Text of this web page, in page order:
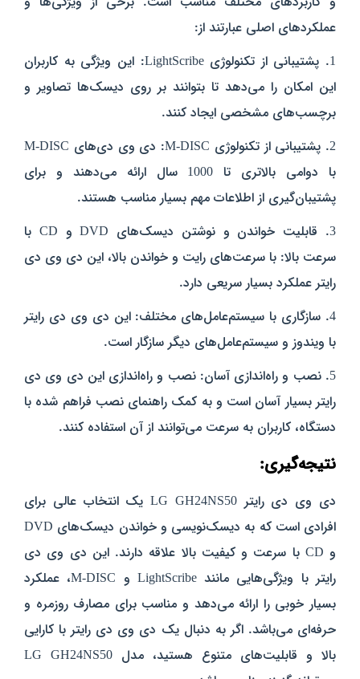
عملکردهای اصلی عبارتند از:
1. پشتیبانی از تکنولوژی LightScribe: این ویژگی به کاربران
این امکان را می‌دهد تا بتوانند بر روی دیسک‌ها تصاویر و
برچسب‌های مشخصی ایجاد کنند.
2. پشتیبانی از تکنولوژی M-DISC: دی وی دی‌های M-DISC
با دوامی بالاتری تا 1000 سال ارائه می‌دهند و برای
پشتیبان‌گیری از اطلاعات مهم بسیار مناسب هستند.
3. قابلیت خواندن و نوشتن دیسک‌های DVD و CD با
سرعت بالا: با سرعت‌های رایت و خواندن بالا، این دی وی دی
رایتر عملکرد بسیار سریعی دارد.
4. سازگاری با سیستم‌عامل‌های مختلف: این دی وی دی رایتر
با ویندوز و سیستم‌عامل‌های دیگر سازگار است.
5. نصب و راه‌اندازی آسان: نصب و راه‌اندازی این دی وی دی
رایتر بسیار آسان است و به کمک راهنمای نصب فراهم شده با
دستگاه، کاربران به سرعت می‌توانند از آن استفاده کنند.
نتیجه‌گیری:
دی وی دی رایتر LG GH24NS50 یک انتخاب عالی برای
افرادی است که به دیسک‌نویسی و خواندن دیسک‌های DVD
و CD با سرعت و کیفیت بالا علاقه دارند. این دی وی دی
رایتر با ویژگی‌هایی مانند LightScribe و M-DISC، عملکرد
بسیار خوبی را ارائه می‌دهد و مناسب برای مصارف روزمره و
حرفه‌ای می‌باشد. اگر به دنبال یک دی وی دی رایتر با کارایی
بالا و قابلیت‌های متنوع هستید، مدل LG GH24NS50